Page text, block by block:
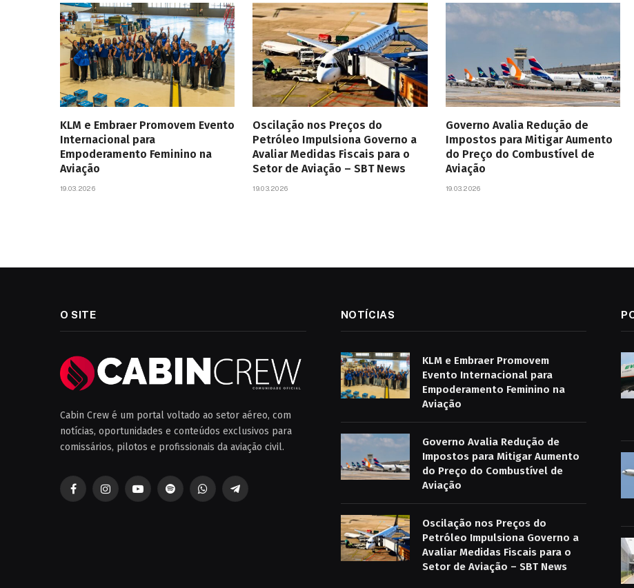
KLM e Embraer Promovem Evento
Internacional para
Empoderamento Feminino na
Aviação
19.03.2026
Oscilação nos Preços do
Petróleo Impulsiona Governo a
Avaliar Medidas Fiscais para o
Setor de Aviação – SBT News
19.03.2026
Governo Avalia Redução de
Impostos para Mitigar Aumento
do Preço do Combustível de
Aviação
19.03.2026
O SITE
Cabin Crew é um portal voltado ao setor aéreo, com
notícias, oportunidades e conteúdos exclusivos para
comissários, pilotos e profissionais da aviação civil.
FacebookInstagramYouTubeSpotifyWhatsAppTelegrama
NOTÍCIAS
KLM e Embraer Promovem
Evento Internacional para
Empoderamento Feminino na
Aviação
Governo Avalia Redução de
Impostos para Mitigar Aumento
do Preço do Combustível de
Aviação
Oscilação nos Preços do
Petróleo Impulsiona Governo a
Avaliar Medidas Fiscais para o
Setor de Aviação – SBT News